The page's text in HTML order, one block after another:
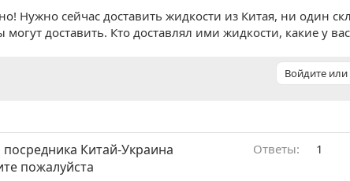
Нужно сейчас доставить жидкости из Китая, ни один
могут доставить. Кто доставлял ими жидкости, какие у
Войдите или
Китай-Украина
пожалуйста
Ответы 1